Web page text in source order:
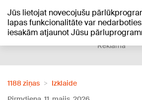
Jūs lietojat novecojušu
lapas funkcionalitāte var
iesakām atjaunot Jūsu
+23°C
Reklāma
1188 ziņas
Izklaide